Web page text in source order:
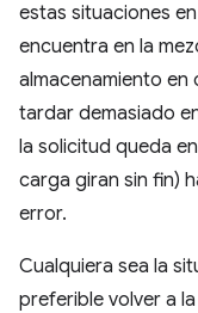
estas situaciones
encuentra en la
almacenamiento
tardar demasiado
la solicitud queda
carga giran sin fin)
error.
Cualquiera sea la
preferible volver a